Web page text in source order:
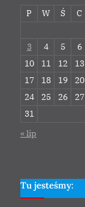
P
W Ś C
3
4 5 6
10
11 12 13
17
18 19 20
24
25 26 27
31
« lip
Tu jesteśmy: